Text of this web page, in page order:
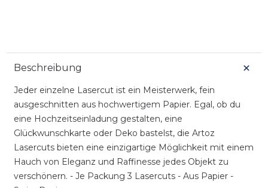
Beschreibung
Jeder einzelne Lasercut ist ein Meisterwerk, fein
ausgeschnitten aus hochwertigem Papier. Egal, ob du
eine Hochzeitseinladung gestalten, eine
Glückwunschkarte oder Deko bastelst, die Artoz
Lasercuts bieten eine einzigartige Möglichkeit mit einem
Hauch von Eleganz und Raffinesse jedes Objekt zu
verschönern. - Je Packung 3 Lasercuts - Aus Papier -